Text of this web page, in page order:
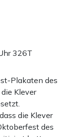
326T
Plakaten des
Klever
die Klever
des